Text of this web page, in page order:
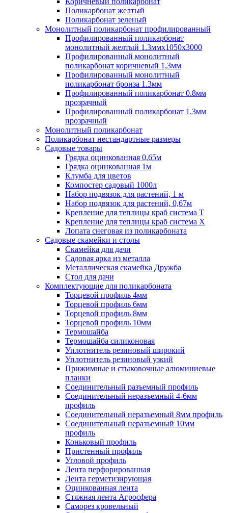
Поликарбонат желтый
Поликарбонат зеленый
Монолитный поликарбонат профилированный
Профилированный поликарбонат
монолитный желтый 1.3ммх1050х3000
Профилированный монолитный
поликарбонат коричневый 1,3мм
Профилированный монолитный
поликарбонат бронза 1.3мм
Профилированный поликарбонат 0.8мм
прозрачный
Профилированный поликарбонат 1.3мм
прозрачный
Монолитный поликарбонат
Поликарбонат нестандартные размеры
Садовые товары
Грядка оцинкованная 0,65м
Грядка оцинкованная 1м
Клумба для цветов
Компостер садовый 1000л
Набор подвязок для растений, 1 м
Набор подвязок для растений, 0,67м
Крепление для теплицы краб система Т
Крепление для теплицы краб система Х
Лопата снеговая из поликарбоната
Садовые скамейки и столы
Скамейка для дачи
Садовая арка из металла
Металлическая скамейка Дружба
Стол для дачи
Комплектующие для поликарбоната
Торцевой профиль 4мм
Торцевой профиль 6мм
Торцевой профиль 8мм
Торцевой профиль 10мм
Термошайба
Термошайба силиконовая
Уплотнитель резиновый широкий
Уплотнитель резиновый узкий
Прижимные и стыковочные алюминиевые
планки
Соединительный разъемный профиль
Соединительный неразъемный 4-6мм
профиль
Соединительный неразъемный 8мм профиль
Соединительный неразъемный 10мм
профиль
Коньковый профиль
Пристенный профиль
Угловой профиль
Лента перфорированная
Лента герметизирующая
Оцинкованная лента
Стяжная лента Агросфера
Саморез кровельный